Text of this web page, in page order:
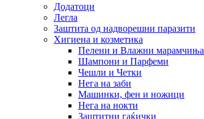
Додатоци
Легла
Заштита од надворешни паразити
Хигиена и козметика
Пелени и Влажни марамчиња
Шампони и Парфеми
Чешли и Четки
Нега на заби
Машинки, фен и ножици
Нега на нокти
Заштитни гаќички